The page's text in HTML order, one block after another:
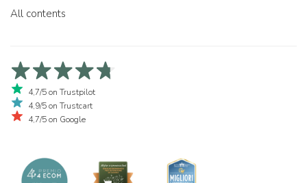
All contents
4,7/5 on Trustpilot
4,9/5 on Trustcart
4,7/5 on Google